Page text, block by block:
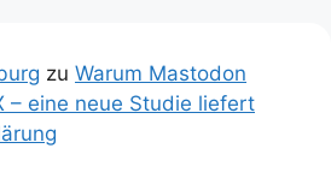
zu Warum Mastodon
– eine neue Studie liefert